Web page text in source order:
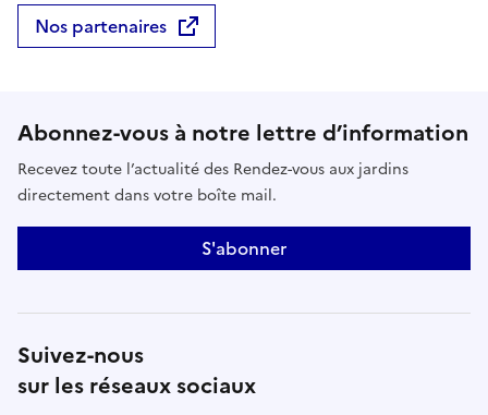
Nos partenaires
Abonnez-vous à notre lettre d’information
Recevez toute l’actualité des Rendez-vous aux jardins
directement dans votre boîte mail.
S'abonner
Suivez-nous
sur les réseaux sociaux